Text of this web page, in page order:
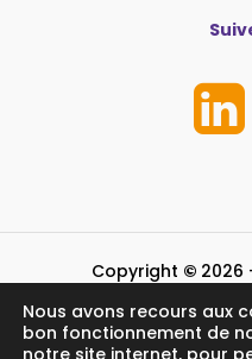
Copyright © 2026
Mentions
Nous avons recours aux
bon fonctionnement de
notre site internet, pour